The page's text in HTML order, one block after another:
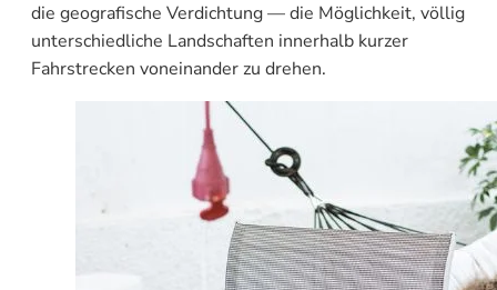
die geografische Verdichtung — die Möglichkeit, völlig
unterschiedliche Landschaften innerhalb kurzer
Fahrstrecken voneinander zu drehen.